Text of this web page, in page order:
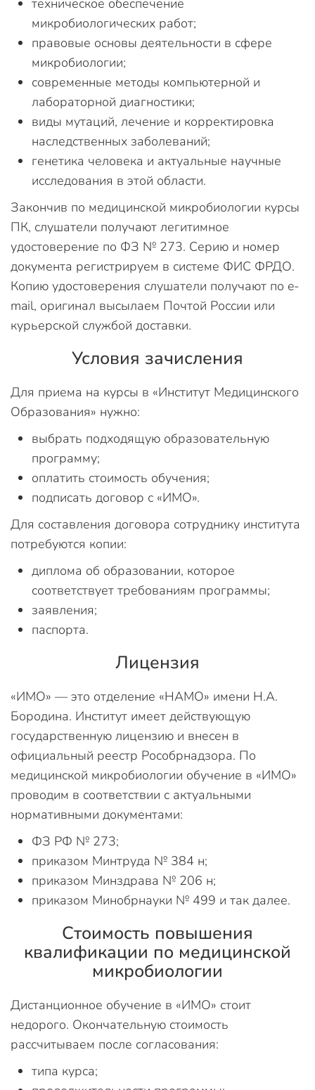
микробиологических работ;
правовые основы деятельности в сфере
микробиологии;
современные методы компьютерной и
лабораторной диагностики;
виды мутаций, лечение и корректировка
наследственных заболеваний;
генетика человека и актуальные научные
исследования в этой области.
Закончив по медицинской микробиологии курсы
ПК, слушатели получают легитимное
удостоверение по ФЗ № 273. Серию и номер
документа регистрируем в системе ФИС ФРДО.
Копию удостоверения слушатели получают по e-
mail, оригинал высылаем Почтой России или
курьерской службой доставки.
Условия зачисления
Для приема на курсы в «Институт Медицинского
Образования» нужно:
выбрать подходящую образовательную
программу;
оплатить стоимость обучения;
подписать договор с «ИМО».
Для составления договора сотруднику института
потребуются копии:
диплома об образовании, которое
соответствует требованиям программы;
заявления;
паспорта.
Лицензия
«ИМО» — это отделение «НАМО» имени Н.А.
Бородина. Институт имеет действующую
государственную лицензию и внесен в
официальный реестр Рособрнадзора. По
медицинской микробиологии обучение в «ИМО»
проводим в соответствии с актуальными
нормативными документами:
ФЗ РФ № 273;
приказом Минтруда № 384 н;
приказом Минздрава № 206 н;
приказом Минобрнауки № 499 и так далее.
Стоимость повышения
квалификации по медицинской
микробиологии
Дистанционное обучение в «ИМО» стоит
недорого. Окончательную стоимость
рассчитываем после согласования:
типа курса;